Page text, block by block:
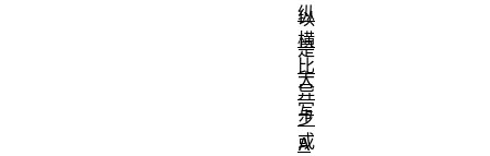
以
是
大
写
或
纵
横
比
异
步
A